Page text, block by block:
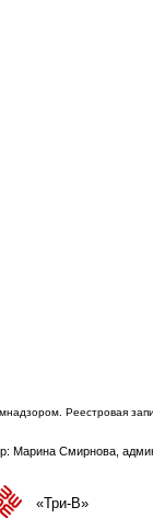
Реестровая
e-mail)
Марина Смирнова,
external)«Три-В»